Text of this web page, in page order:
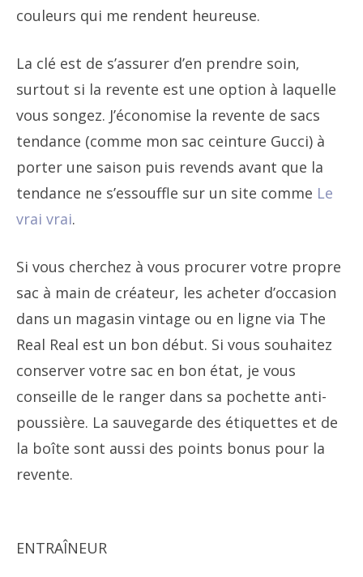
couleurs qui me rendent heureuse.
La clé est de s’assurer d’en prendre soin,
surtout si la revente est une option à laquelle
vous songez. J’économise la revente de sacs
tendance (comme mon sac ceinture Gucci) à
porter une saison puis revends avant que la
tendance ne s’essouffle sur un site comme Le
vrai vrai.
Si vous cherchez à vous procurer votre propre
sac à main de créateur, les acheter d’occasion
dans un magasin vintage ou en ligne via The
Real Real est un bon début. Si vous souhaitez
conserver votre sac en bon état, je vous
conseille de le ranger dans sa pochette anti-
poussière. La sauvegarde des étiquettes et de
la boîte sont aussi des points bonus pour la
revente.
ENTRAÎNEUR